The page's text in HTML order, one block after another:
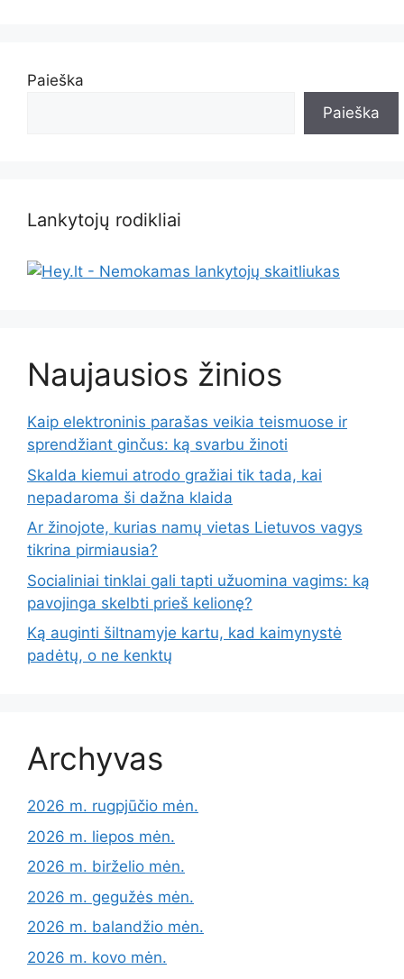
Paieška
Paieška
Lankytojų rodikliai
Naujausios žinios
Kaip elektroninis parašas veikia teismuose ir
sprendžiant ginčus: ką svarbu žinoti
Skalda kiemui atrodo gražiai tik tada, kai
nepadaroma ši dažna klaida
Ar žinojote, kurias namų vietas Lietuvos vagys
tikrina pirmiausia?
Socialiniai tinklai gali tapti užuomina vagims: ką
pavojinga skelbti prieš kelionę?
Ką auginti šiltnamyje kartu, kad kaimynystė
padėtų, o ne kenktų
Archyvas
2026 m. rugpjūčio mėn.
2026 m. liepos mėn.
2026 m. birželio mėn.
2026 m. gegužės mėn.
2026 m. balandžio mėn.
2026 m. kovo mėn.